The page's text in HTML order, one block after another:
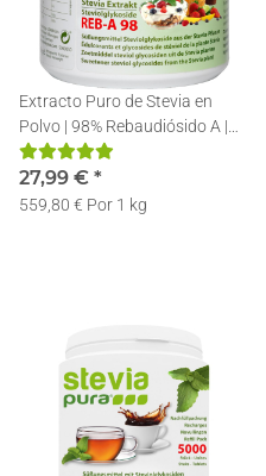
Extracto Puro de Stevia en
Polvo | 98% Rebaudiósido A |
Incl. Cuchara Dosificadora |
50g
27,99 € *
559,80 € Por 1 kg